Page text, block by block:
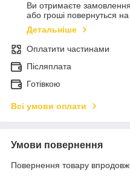
Ви отримаєте замовлення
або гроші повернуться
Детальніше
Оплатити частинами
Післяплата
Готівкою
Всі умови оплати
Умови повернення
Повернення товару